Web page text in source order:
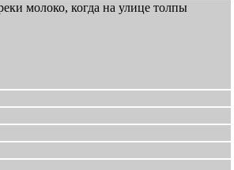
молоко, когда на улице толпы